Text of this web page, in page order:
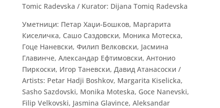
Tomic Radevska / Kurator: Dijana Tomiq Radevska
Уметници: Петар Хаџи-Бошков, Маргарита
Киселичка, Сашо Саздовски, Моника Мотеска,
Гоце Наневски, Филип Велковски, Јасмина
Главинче, Александар Ефтимовски, Антонио
Пиркоски, Игор Таневски, Давид Атанасоски /
Artists: Petar Hadji Boshkov, Margarita Kiselicka,
Sasho Sazdovski, Monika Moteska, Goce Nanevski,
Filip Velkovski, Jasmina Glavince, Aleksandar